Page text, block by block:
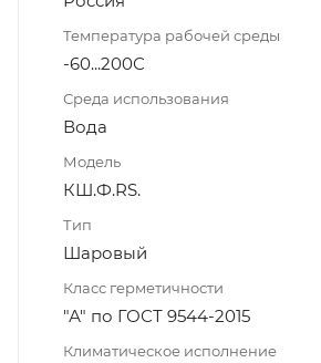
Температура рабочей среды
-60...200С
Среда использования
Вода
Модель
КШ.Ф.RS.
Тип
Шаровый
Класс герметичности
"А" по ГОСТ 9544-2015
Климатическое исполнение